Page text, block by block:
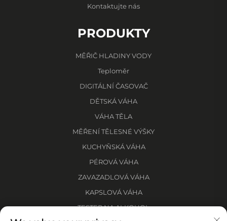
Kontaktujte nás
PRODUKTY
MĚŘIČ HLADINY VODY
Teploměr
DIGITÁLNÍ ČASOVAČ
DĚTSKÁ VÁHA
VÁHA TĚLA
MĚŘENÍ TĚLESNÉ VÝŠKY
KUCHYŇSKÁ VÁHA
PÉROVÁ VÁHA
ZAVAZADLOVÁ VÁHA
KAPSLOVÁ VÁHA
TESTER NA ALKOHOL